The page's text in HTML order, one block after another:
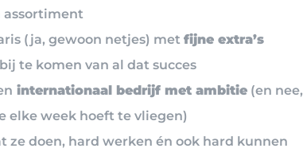
assortiment
(ja, gewoon netjes) met fijne extra’s
te komen van al dat succes
internationaal bedrijf met ambitie (en nee,
elke week hoeft te vliegen)
ze doen, hard werken én ook hard kunnen